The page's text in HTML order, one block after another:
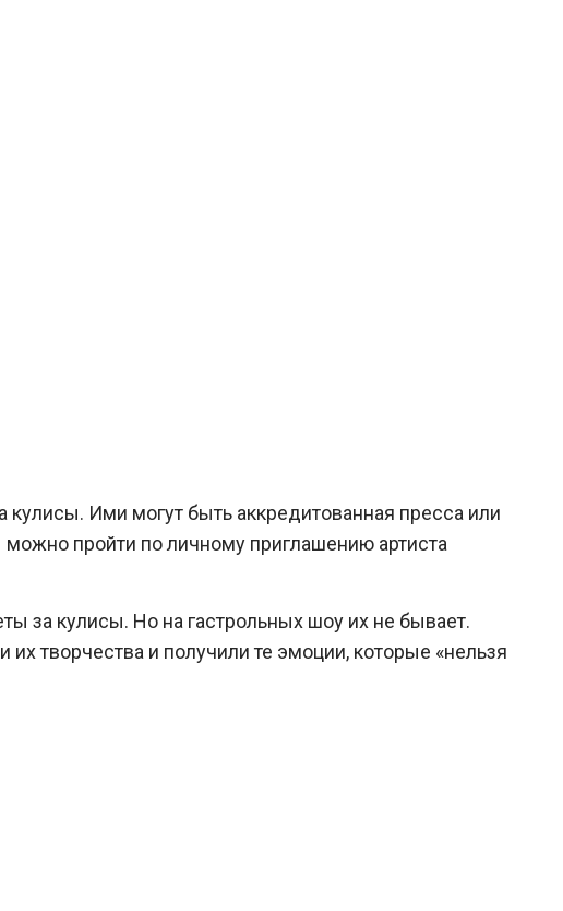
Ими могут быть аккредитованная пресса или
пройти по личному приглашению артиста
за кулисы. Но на гастрольных шоу их не бывает.
творчества и получили те эмоции, которые «нельзя